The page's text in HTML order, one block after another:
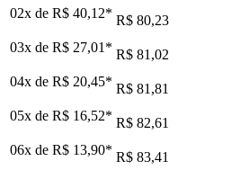
02x de R$ 40,12* R$ 80,23
03x de R$ 27,01* R$ 81,02
04x de R$ 20,45* R$ 81,81
05x de R$ 16,52* R$ 82,61
06x de R$ 13,90* R$ 83,41